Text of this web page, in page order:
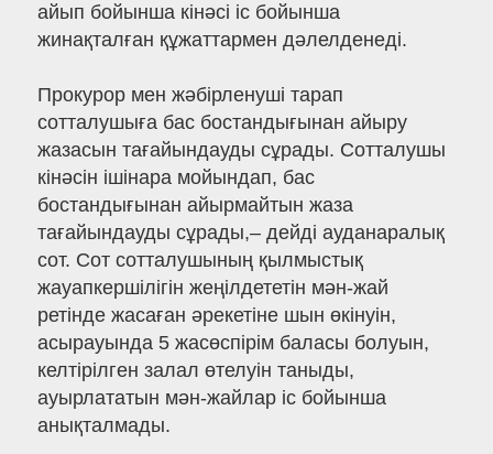
айып бойынша кінәсі іс бойынша
жинақталған құжаттармен дәлелденеді.
Прокурор мен жәбірленуші тарап
сотталушыға бас бостандығынан айыру
жазасын тағайындауды сұрады. Сотталушы
кінәсін ішінара мойындап, бас
бостандығынан айырмайтын жаза
тағайындауды сұрады,– дейді ауданаралық
сот. Сот сотталушының қылмыстық
жауапкершілігін жеңілдететін мән-жай
ретінде жасаған әрекетіне шын өкінуін,
асырауында 5 жасөспірім баласы болуын,
келтірілген залал өтелуін таныды,
ауырлататын мән-жайлар іс бойынша
анықталмады.